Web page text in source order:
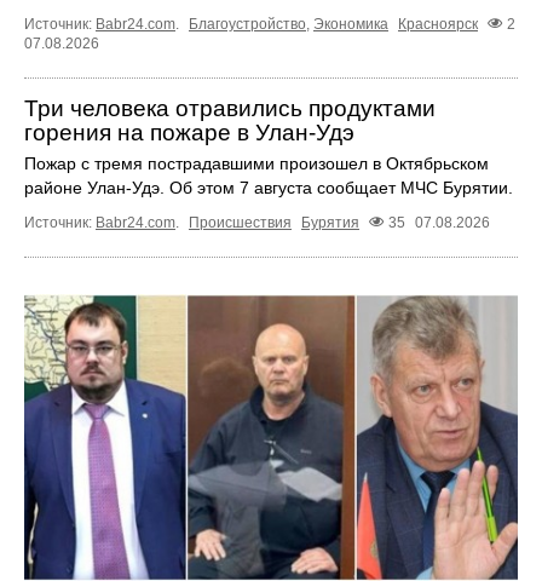
Источник: Babr24.com. Благоустройство, Экономика Красноярск
2
07.08.2026
Три человека отравились продуктами
горения на пожаре в Улан-Удэ
Пожар с тремя пострадавшими произошел в Октябрьском
районе Улан-Удэ. Об этом 7 августа сообщает МЧС Бурятии.
Источник: Babr24.com. Происшествия Бурятия 35 07.08.2026